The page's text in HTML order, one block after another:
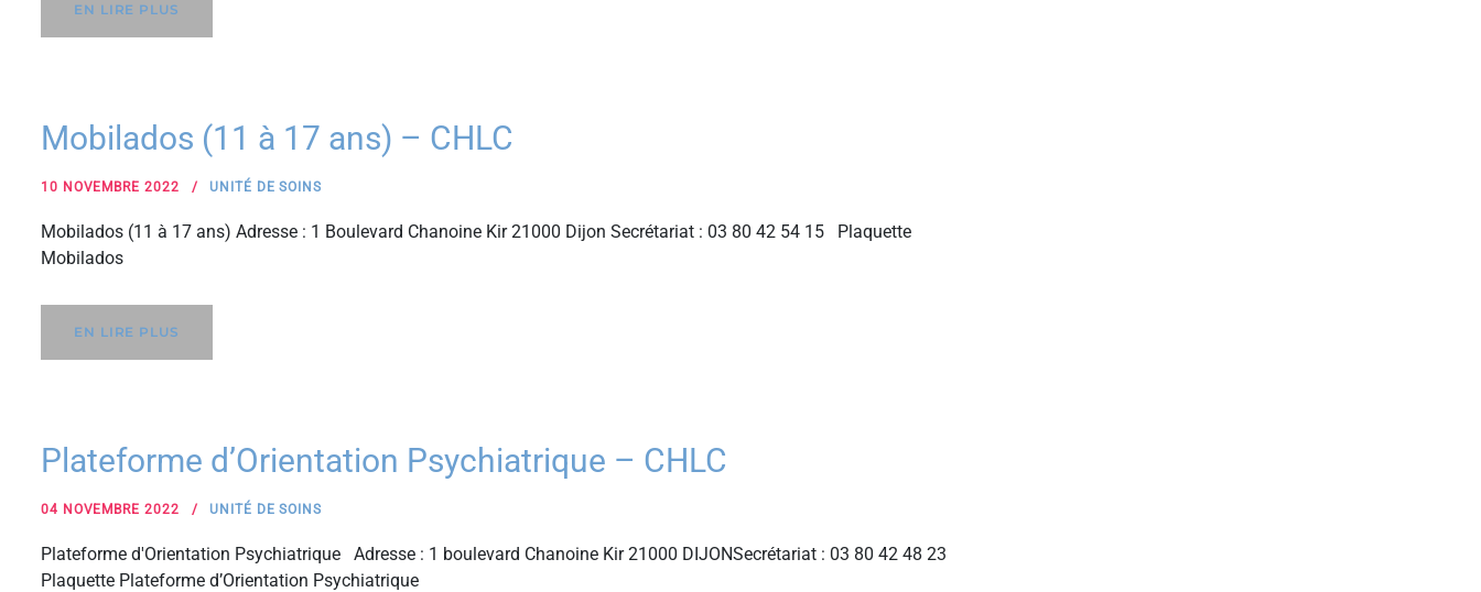
EN LIRE PLUS
Mobilados (11 à 17 ans) – CHLC
10 NOVEMBRE 2022 UNITÉ DE SOINS
Mobilados (11 à 17 ans) Adresse : 1 Boulevard Chanoine Kir 21000 Dijon Secrétariat : 03 80 42 54 15 Plaquette
Mobilados
EN LIRE PLUS
Plateforme d’Orientation Psychiatrique – CHLC
04 NOVEMBRE 2022 UNITÉ DE SOINS
Plateforme d'Orientation Psychiatrique Adresse : 1 boulevard Chanoine Kir 21000 DIJONSecrétariat : 03 80 42 48 23
Plaquette Plateforme d’Orientation Psychiatrique